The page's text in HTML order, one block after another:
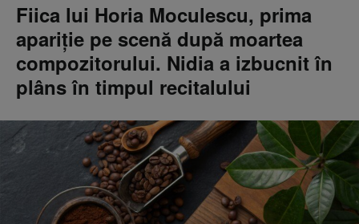
Fiica lui Horia Moculescu, prima
apariție pe scenă după moartea
compozitorului. Nidia a izbucnit în
plâns în timpul recitalului